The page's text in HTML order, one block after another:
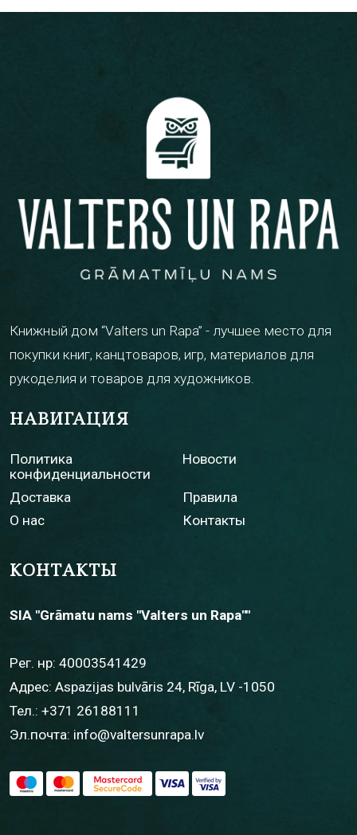
Книжный дом “Valters un Rapa” - лучшее место для
покупки книг, канцтоваров, игр, материалов для
рукоделия и товаров для художников.
НАВИГАЦИЯ
Политика
конфиденциальности
Новости
Доставка
Правила
О нас
Контакты
КОНТАКТЫ
SIA "Grāmatu nams "Valters un Rapa""
Рег. нр: 40003541429
Адрес: Aspazijas bulvāris 24, Rīga, LV -1050
Тел.: +371 26188111
Эл.почта: info@valtersunrapa.lv